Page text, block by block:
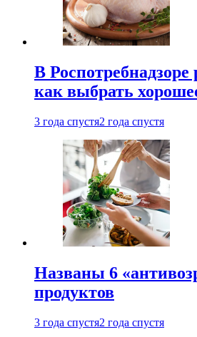
В Роспотребнадзоре
как выбрать
3 года спустя2 года спустя
Названы 6
продуктов
3 года спустя2 года спустя